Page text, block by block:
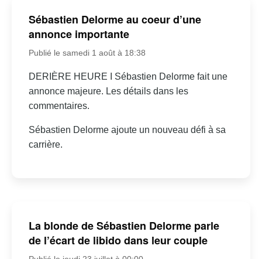
Sébastien Delorme au coeur d’une
annonce importante
Publié le samedi 1 août à 18:38
DERIÈRE HEURE I Sébastien Delorme fait une
annonce majeure. Les détails dans les
commentaires.
Sébastien Delorme ajoute un nouveau défi à sa
carrière.
La blonde de Sébastien Delorme parle
de l’écart de libido dans leur couple